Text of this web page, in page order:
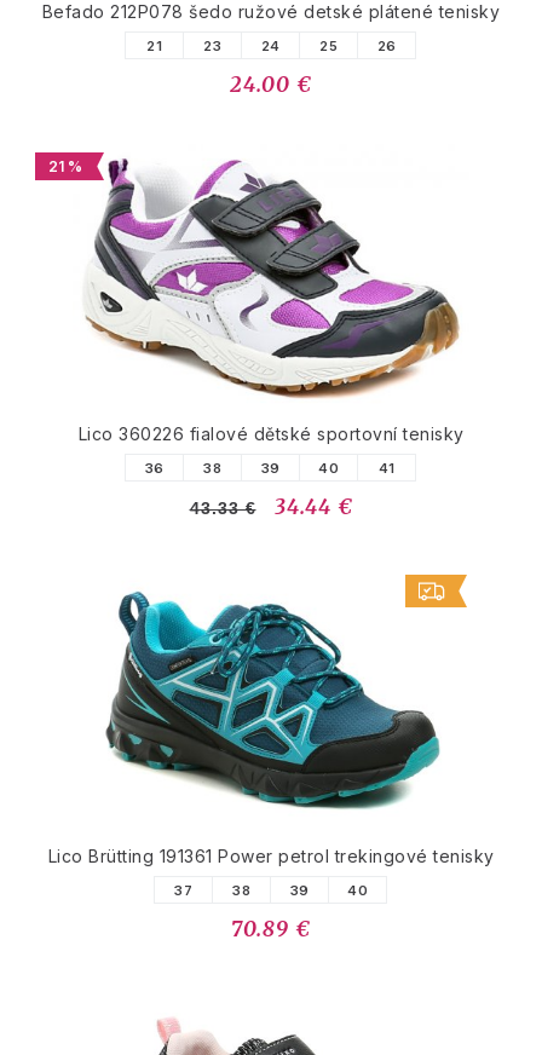
Befado 212P078 šedo ružové detské plátené tenisky
21 23 24 25 26
24.00 €
21 %
Lico 360226 fialové dětské sportovní tenisky
36 38 39 40 41
43.33 € 34.44 €
Lico Brütting 191361 Power petrol trekingové tenisky
37 38 39 40
70.89 €